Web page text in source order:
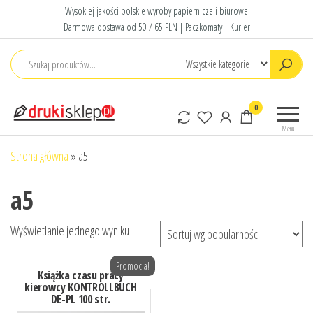
treści
Wysokiej jakości polskie wyroby papiernicze i biurowe
Darmowa dostawa od 50 / 65 PLN | Paczkomaty | Kurier
sklep Menu
0
Strona główna » a5
a5
Wyświetlanie jednego wyniku
Książka czasu pracy
kierowcy KONTROLLBUCH
DE-PL 100 str.
Promocja!